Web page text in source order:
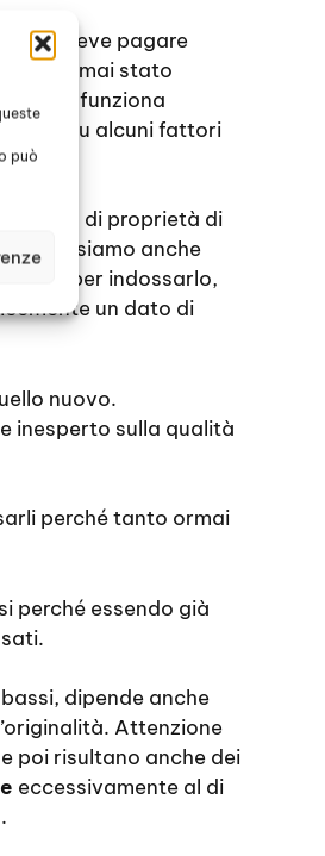
può
si deve pagare
non è mai stato
che funziona
su alcuni fattori
di proprietà di
Possiamo anche
per indossarlo,
un dato di
nuovo.
inesperto sulla qualità
perché tanto ormai
perché essendo già
dipende anche
Attenzione
poi risultano anche dei
eccessivamente al di